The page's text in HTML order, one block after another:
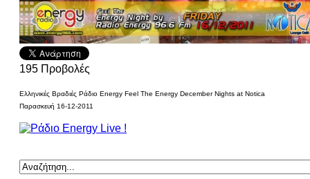
195 Προβολές
Ελληνικές Βραδιές Ράδιο Energy Feel The Energy December Nights at Notica
Παρασκευή 16-12-2011